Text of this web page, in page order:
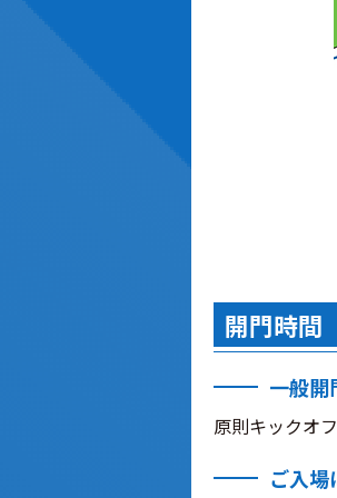
開門時間
一般開
原則キックオ
ご入場